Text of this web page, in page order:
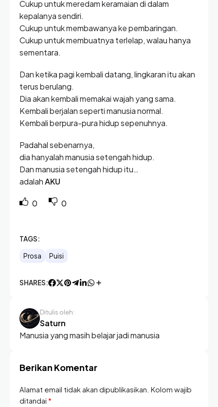
Cukup untuk meredam keramaian di dalam
kepalanya sendiri.
Cukup untuk membawanya ke pembaringan.
Cukup untuk membuatnya terlelap, walau hanya
sementara.
Dan ketika pagi kembali datang, lingkaran itu akan
terus berulang.
Dia akan kembali memakai wajah yang sama.
Kembali berjalan seperti manusia normal.
Kembali berpura-pura hidup sepenuhnya.
Padahal sebenarnya,
dia hanyalah manusia setengah hidup.
Dan manusia setengah hidup itu…
adalahAKU
0 0
TAGS:
Prosa Puisi
SHARES:
Ditulis oleh:
Saturn
Manusia yang masih belajar jadi manusia
Berikan Komentar
Alamat email tidak akan dipublikasikan. Kolom wajib
ditandai *